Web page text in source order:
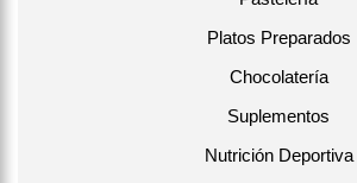
Platos Preparados
Chocolatería
Suplementos
Nutrición Deportiva